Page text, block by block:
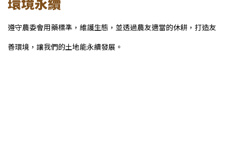
遵守農委會用藥標準，維護生態，並透過農友適當的休耕，打造友
善環境，讓我們的土地能永續發展。